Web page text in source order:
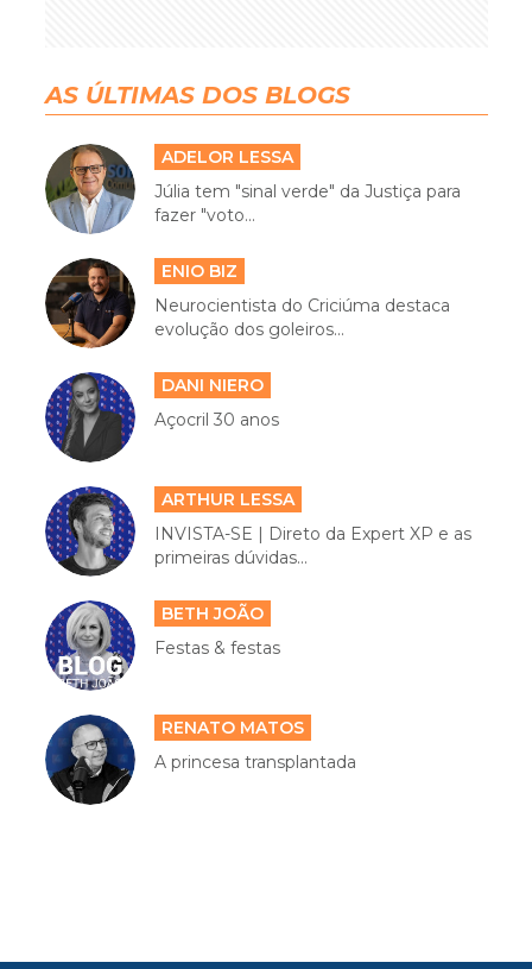
AS ÚLTIMAS DOS BLOGS
ADELOR LESSA
Júlia tem "sinal verde" da Justiça para
fazer "voto...
ENIO BIZ
Neurocientista do Criciúma destaca
evolução dos goleiros...
DANI NIERO
Açocril 30 anos
ARTHUR LESSA
INVISTA-SE | Direto da Expert XP e as
primeiras dúvidas...
BETH JOÃO
Festas & festas
RENATO MATOS
A princesa transplantada